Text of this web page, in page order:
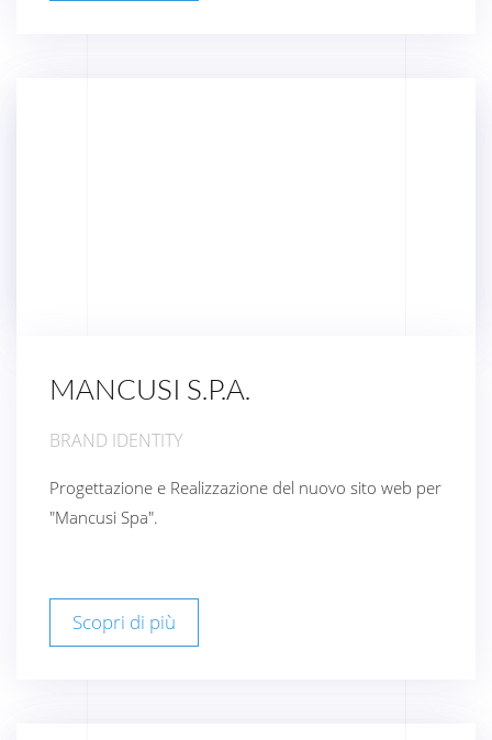
MANCUSI S.P.A.
BRAND IDENTITY
Progettazione e Realizzazione del nuovo sito web per
"Mancusi Spa".
Scopri di più